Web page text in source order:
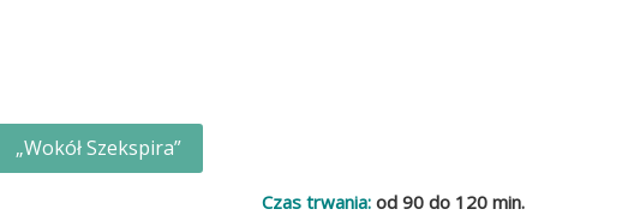
„Wokół Szekspira”
Czas trwania: od 90 do 120 min.